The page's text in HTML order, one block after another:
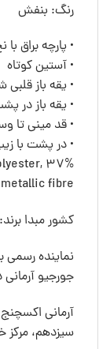
رنگ: بنفش
• پارچه براق
• آستین کوتاه
• یقه باز
• یقه باز در
• قد مینی تا
• در پشت با
37%
metallic fibre
کشور مبدا برند:
نماینده رسمی
جورجیو آرمانی
آرمانی اکسچنج
سیزدهم، مرکز